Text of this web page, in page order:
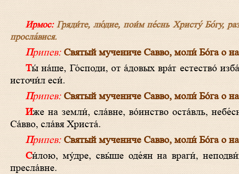
Ирмос:Гряди́те, лю́дие, пои́м пе́снь Христу́ Бо́гу,
просла́вися.
Припев: Святый мучениче Савво, моли́ Бо́га о
Ты́ на́ше, Го́споди, от а́довых вра́т естество́ изба́вль, того́ затвори́л еси́ в темни́цах ве́чных и, сме́рть умертви́в, жи́знь
источи́л еси́.
Припев: Святый мучениче Савво, моли́ Бо́га о
Иже на земли́, сла́вне, во́инство оста́вль, небе́сным чино́м и во́инством труды́ боже́ственными сла́вно приче́лся еси́,
Са́вво, сла́вя Христа́.
Припев: Святый мучениче Савво, моли́ Бо́га о
Си́лою, му́дре, свы́ше оде́ян на враги́, неподви́жимь и непобеди́мь яви́лся еси́, си́х побежда́я до́блественно бра́нь,
пресла́вне.